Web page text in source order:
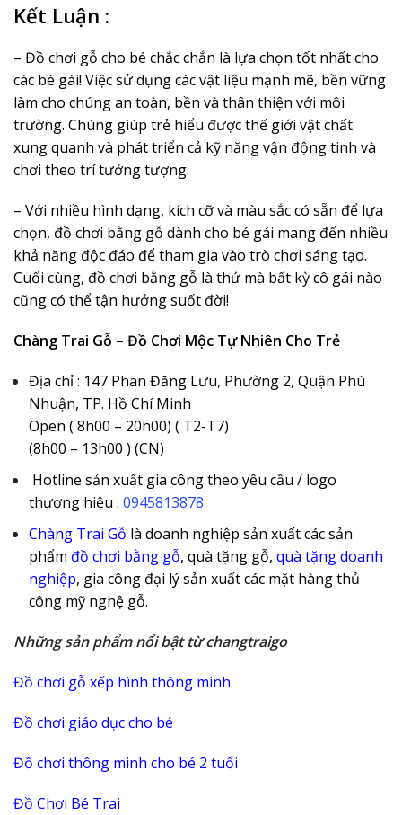
Kết Luận :
– Đồ chơi gỗ cho bé chắc chắn là lựa chọn tốt nhất cho
các bé gái! Việc sử dụng các vật liệu mạnh mẽ, bền vững
làm cho chúng an toàn, bền và thân thiện với môi
trường. Chúng giúp trẻ hiểu được thế giới vật chất
xung quanh và phát triển cả kỹ năng vận động tinh và
chơi theo trí tưởng tượng.
– Với nhiều hình dạng, kích cỡ và màu sắc có sẵn để lựa
chọn, đồ chơi bằng gỗ dành cho bé gái mang đến nhiều
khả năng độc đáo để tham gia vào trò chơi sáng tạo.
Cuối cùng, đồ chơi bằng gỗ là thứ mà bất kỳ cô gái nào
cũng có thể tận hưởng suốt đời!
Chàng Trai Gỗ – Đồ Chơi Mộc Tự Nhiên Cho Trẻ
Địa chỉ : 147 Phan Đăng Lưu, Phường 2, Quận Phú
Nhuận, TP. Hồ Chí Minh
Open ( 8h00 – 20h00) ( T2-T7)
(8h00 – 13h00 ) (CN)
Hotline sản xuất gia công theo yêu cầu / logo
thương hiệu : 0945813878
Chàng Trai Gỗ là doanh nghiệp sản xuất các sản
phẩm đồ chơi bằng gỗ, quà tặng gỗ, quà tặng doanh
nghiệp, gia công đại lý sản xuất các mặt hàng thủ
công mỹ nghệ gỗ.
Những sản phẩm nổi bật từ changtraigo
Đồ chơi gỗ xếp hình thông minh
Đồ chơi giáo dục cho bé
Đồ chơi thông minh cho bé 2 tuổi
Đồ Chơi Bé Trai